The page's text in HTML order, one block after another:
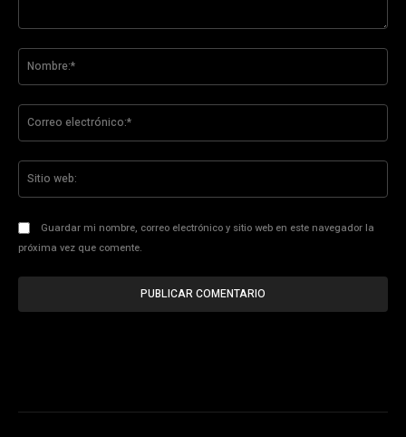
Guardar mi nombre, correo electrónico y sitio web en este navegador la
próxima vez que comente.